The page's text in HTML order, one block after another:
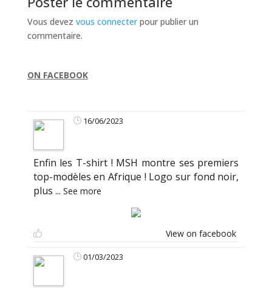
Vous devez vous connecterpour publier un
commentaire.
ON FACEBOOK
16/06/2023
Enfin les T-shirt ! MSH montre ses premiers
top-modèles en Afrique ! Logo sur fond noir,
plus ... See more
View on facebook
01/03/2023